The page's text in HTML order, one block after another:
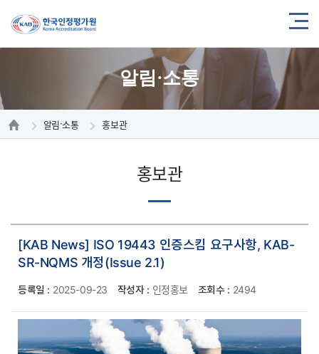
알림·소통
알림·소통 홍보관
홍보관
[KAB News] ISO 19443 인증스킴 요구사항, KAB-
SR-NQMS 개정(Issue 2.1)
등록일 : 2025-09-23 작성자 : 인정홍보 조회수 : 2494